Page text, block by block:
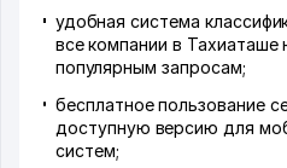
удобная система
все компании в Тахиаташе
популярным запросам;
бесплатное пользование
доступную версию для
систем;